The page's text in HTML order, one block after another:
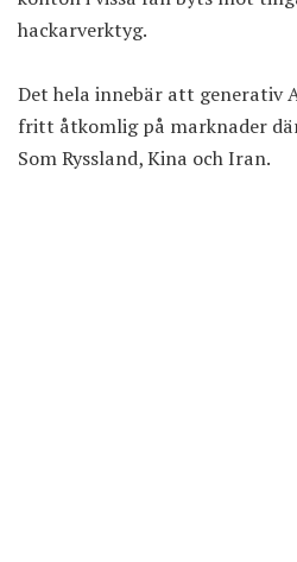
hackarverktyg.
Det hela innebär att generativ
fritt åtkomlig på marknader
Som Ryssland, Kina och Iran.